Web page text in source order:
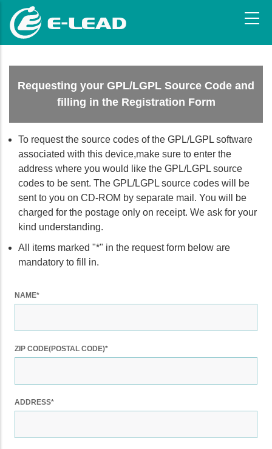
ン
に
移
Requesting your GPL/LGPL Source Code and
filling in the Registration Form
To request the source codes of the GPL/LGPL software
associated with this device,make sure to enter the
address where you would like the GPL/LGPL source
codes to be sent. The GPL/LGPL source codes will be
sent to you on CD-ROM by separate mail. You will be
charged for the postage only on receipt. We ask for your
kind understanding.
All items marked "*" in the request form below are
mandatory to fill in.
NAME*
ZIP CODE(POSTAL CODE)*
ADDRESS*